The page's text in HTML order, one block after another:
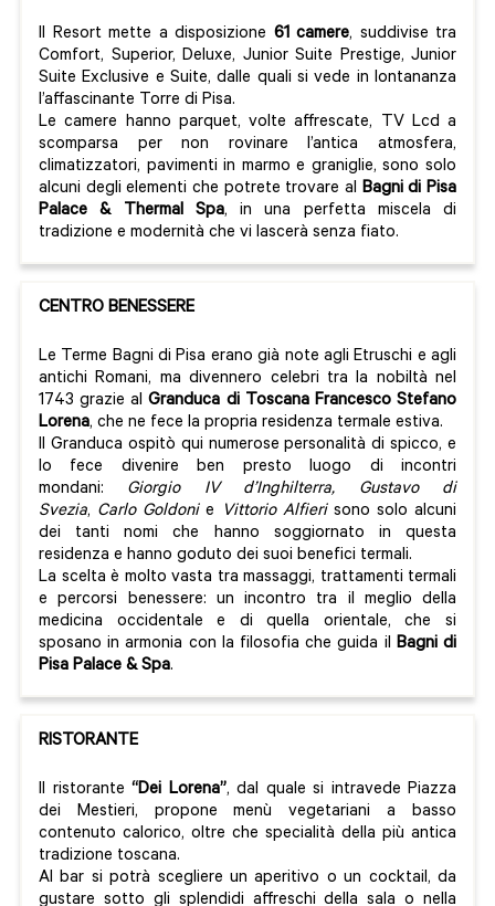
Il Resort mette a disposizione 61 camere, suddivise tra
Comfort, Superior, Deluxe, Junior Suite Prestige, Junior
Suite Exclusive e Suite, dalle quali si vede in lontananza
l’affascinante Torre di Pisa.
Le camere hanno parquet, volte affrescate, TV Lcd a
scomparsa per non rovinare l’antica atmosfera,
climatizzatori, pavimenti in marmo e graniglie, sono solo
alcuni degli elementi che potrete trovare al Bagni di Pisa
Palace & Thermal Spa, in una perfetta miscela di
tradizione e modernità che vi lascerà senza fiato.
CENTRO BENESSERE
Le Terme Bagni di Pisa erano già note agli Etruschi e agli
antichi Romani, ma divennero celebri tra la nobiltà nel
1743 grazie alGranduca di Toscana Francesco Stefano
Lorena, che ne fece la propria residenza termale estiva.
Il Granduca ospitò qui numerose personalità di spicco, e
lo fece divenire ben presto luogo di incontri
mondani: Giorgio IV d’Inghilterra, Gustavo di
Svezia, Carlo Goldonie Vittorio Alfierisono solo alcuni
dei tanti nomi che hanno soggiornato in questa
residenza e hanno goduto dei suoi benefici termali.
La scelta è molto vasta tra massaggi, trattamenti termali
e percorsi benessere: un incontro tra il meglio della
medicina occidentale e di quella orientale, che si
sposano in armonia con la filosofia che guida il Bagni di
Pisa Palace & Spa.
RISTORANTE
Il ristorante “Dei Lorena”, dal quale si intravede Piazza
dei Mestieri, propone menù vegetariani a basso
contenuto calorico, oltre che specialità della più antica
tradizione toscana.
Al bar si potrà scegliere un aperitivo o un cocktail, da
gustare sotto gli splendidi affreschi della sala o nella